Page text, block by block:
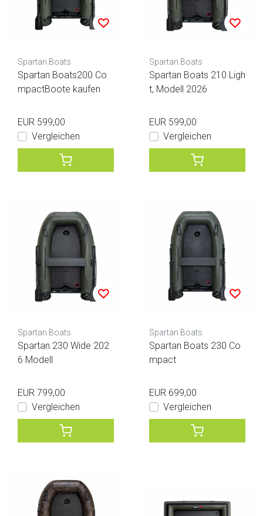
Spartan Boats
Spartan Boats200 Co
mpactBoote kaufen
EUR 599,00
Vergleichen
Spartan Boats
Spartan Boats 210 Ligh
t, Modell 2026
EUR 599,00
Vergleichen
Spartan Boats
Spartan 230 Wide 202
6 Modell
EUR 799,00
Vergleichen
Spartan Boats
Spartan Boats 230 Co
mpact
EUR 699,00
Vergleichen